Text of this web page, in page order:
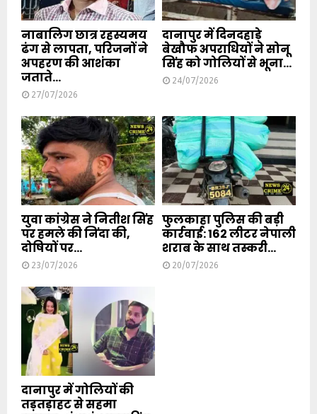
नाबालिग छात्र रहस्यमय
ढंग से लापता, परिजनों ने
अपहरण की आशंका
जताते...
27/07/2026
दानापुर में दिनदहाड़े
बेखौफ अपराधियों ने सोनू
सिंह को गोलियों से भूना...
24/07/2026
युवा कांग्रेस ने नितीश सिंह
पर हमले की निंदा की,
दोषियों पर...
23/07/2026
फुलकाहा पुलिस की बड़ी
कार्रवाई: 162 लीटर नेपाली
शराब के साथ तस्करी...
20/07/2026
दानापुर में गोलियों की
तड़तड़ाहट से सहमा